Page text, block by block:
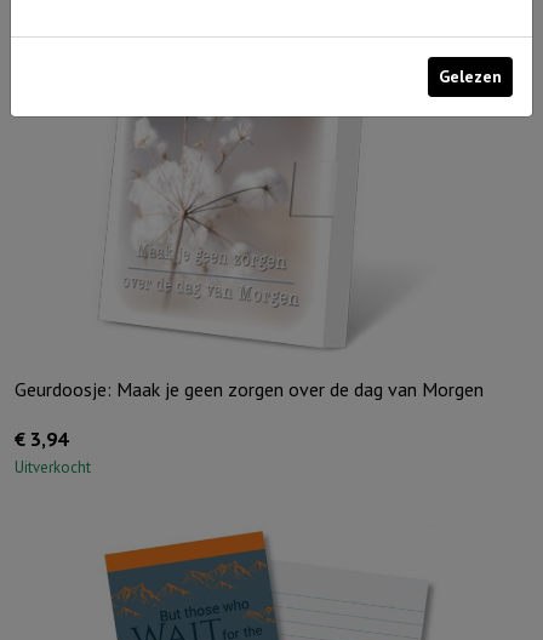
Geurdoosje: Maak je geen zorgen over de dag van Morgen
€ 3,94
Uitverkocht
Gelezen